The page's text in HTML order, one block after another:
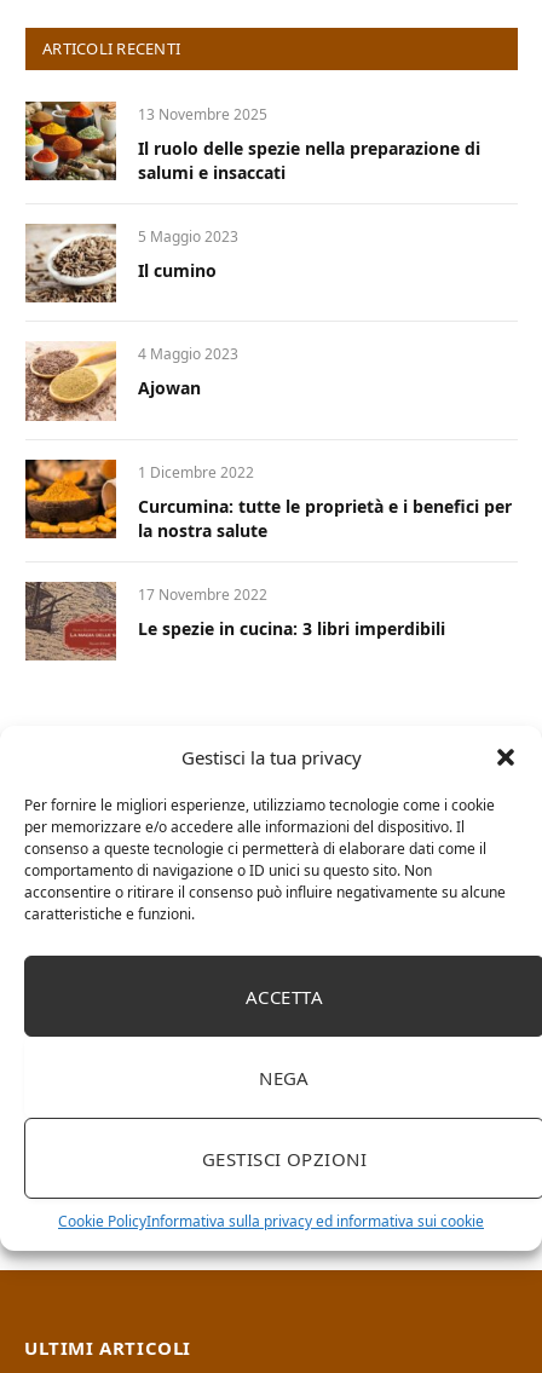
Gestisci la tua privacy
Per fornire le migliori esperienze, utilizziamo tecnologie come i cookie
per memorizzare e/o accedere alle informazioni del dispositivo. Il
consenso a queste tecnologie ci permetterà di elaborare dati come il
comportamento di navigazione o ID unici su questo sito. Non
acconsentire o ritirare il consenso può influire negativamente su alcune
caratteristiche e funzioni.
ACCETTA
NEGA
GESTISCI OPZIONI
Cookie PolicyInformativa sulla privacy ed informativa sui cookie
ARTICOLI RECENTI
13 Novembre 2025
Il ruolo delle spezie nella preparazione di
salumi e insaccati
5 Maggio 2023
Il cumino
4 Maggio 2023
Ajowan
1 Dicembre 2022
Curcumina: tutte le proprietà e i benefici per
la nostra salute
17 Novembre 2022
Le spezie in cucina: 3 libri imperdibili
ULTIMI ARTICOLI